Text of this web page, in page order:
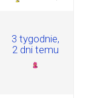
3 tygodnie,
2 dni temu